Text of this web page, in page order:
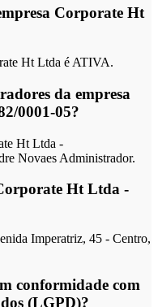
Corporate Ht
Ht Ltda é ATIVA.
da empresa
0001-05?
Ht Ltda -
Novaes Administrador.
Ht Ltda -
Imperatriz, 45 - Centro,
conformidade com
(LGPD)?